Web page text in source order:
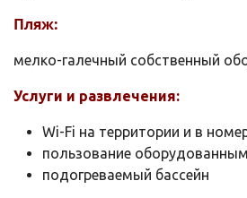
Пляж:
мелко-галечный собственный
Услуги и развлечения:
Wi-Fi на территории и в
пользование
подогреваемый бассейн